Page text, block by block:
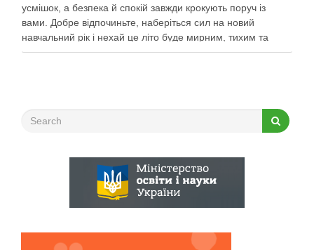
усмішок, а безпека й спокій завжди крокують поруч із
вами. Добре відпочиньте, наберіться сил на новий
навчальний рік і нехай це літо буде мирним, тихим та
найщасливішим!